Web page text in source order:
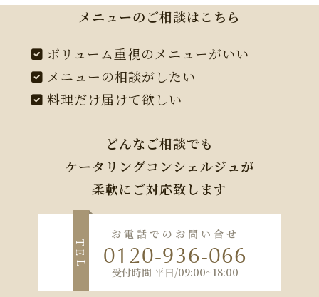
メニューのご相談はこちら
ボリューム重視のメニューがいい
メニューの相談がしたい
料理だけ届けて欲しい
どんなご相談でも
ケータリングコンシェルジュが
柔軟にご対応致します
T
E
L
お電話でのお問い合せ
0120-936-066
受付時間 平日/09:00~18:00